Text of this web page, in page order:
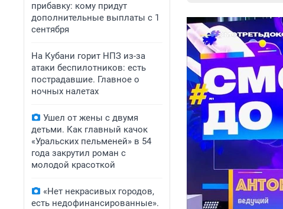
прибавку: кому придут
дополнительные выплаты с 1
сентября
На Кубани горит НПЗ из-за
атаки беспилотников: есть
пострадавшие. Главное о
ночных налетах
Ушел от жены с двумя
детьми. Как главный качок
«Уральских пельменей» в 54
года закрутил роман с
молодой красоткой
«Нет некрасивых городов,
есть недофинансированные».